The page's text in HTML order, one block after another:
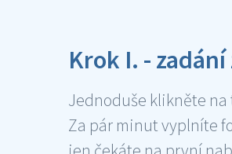
Krok I. -
Jednoduše klikněte
Za pár minut vyplníte